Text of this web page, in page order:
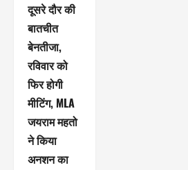
दूसरे दौर की
बातचीत
बेनतीजा,
रविवार को
फिर होगी
मीटिंग, MLA
जयराम महतो
ने किया
अनशन का